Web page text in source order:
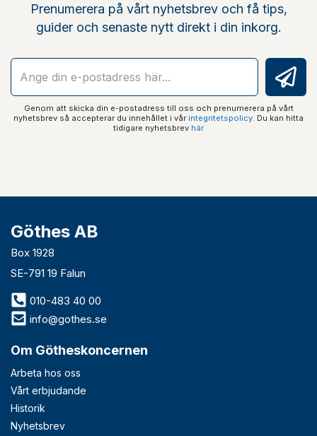
Prenumerera på vårt nyhetsbrev och få tips,
guider och senaste nytt direkt i din inkorg.
Genom att skicka din e-postadress till oss och prenumerera på vårt
nyhetsbrev så accepterar du innehållet i vår integritetspolicy. Du kan hitta
tidigare nyhetsbrev här
Göthes AB
Box 1928
SE-791 19 Falun
010-483 40 00
info@gothes.se
Om Götheskoncernen
Arbeta hos oss
Vårt erbjudande
Historik
Nyhetsbrev